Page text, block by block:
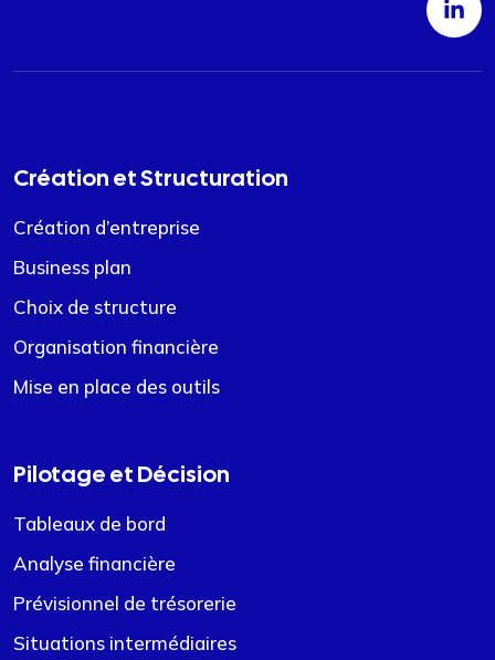
Création et Structuration
Création d’entreprise
Business plan
Choix de structure
Organisation financière
Mise en place des outils
Pilotage et Décision
Tableaux de bord
Analyse financière
Prévisionnel de trésorerie
Situations intermédiaires